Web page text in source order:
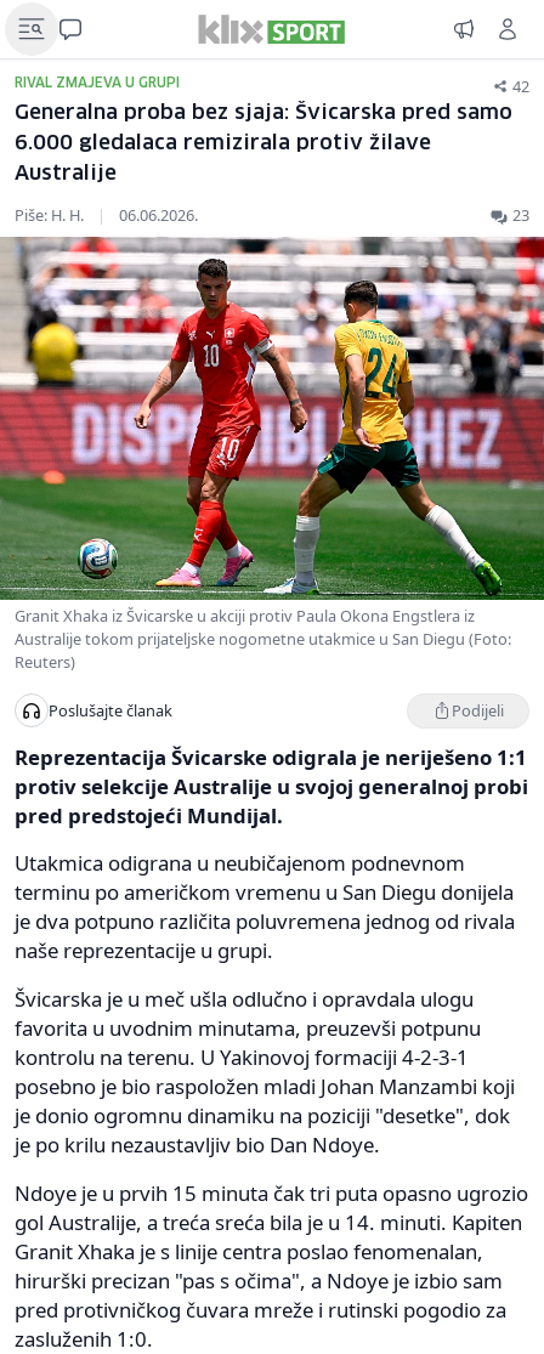
RIVAL ZMAJEVA U GRUPI 42
Generalna proba bez sjaja: Švicarska pred samo
6.000 gledalaca remizirala protiv žilave
Australije
Piše: H. H. | 06.06.2026. 23
Granit Xhaka iz Švicarske u akciji protiv Paula Okona Engstlera iz
Australije tokom prijateljske nogometne utakmice u San Diegu (Foto:
Reuters)
Poslušajte članak Podijeli
Reprezentacija Švicarske odigrala je neriješeno 1:1
protiv selekcije Australije u svojoj generalnoj probi
pred predstojeći Mundijal.
Utakmica odigrana u neubičajenom podnevnom
terminu po američkom vremenu u San Diegu donijela
je dva potpuno različita poluvremena jednog od rivala
naše reprezentacije u grupi.
Švicarska je u meč ušla odlučno i opravdala ulogu
favorita u uvodnim minutama, preuzevši potpunu
kontrolu na terenu. U Yakinovoj formaciji 4-2-3-1
posebno je bio raspoložen mladi Johan Manzambi koji
je donio ogromnu dinamiku na poziciji "desetke", dok
je po krilu nezaustavljiv bio Dan Ndoye.
Ndoye je u prvih 15 minuta čak tri puta opasno ugrozio
gol Australije, a treća sreća bila je u 14. minuti. Kapiten
Granit Xhaka je s linije centra poslao fenomenalan,
hirurški precizan "pas s očima", a Ndoye je izbio sam
pred protivničkog čuvara mreže i rutinski pogodio za
zasluženih 1:0.